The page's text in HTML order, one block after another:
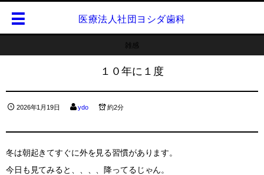
医療法人社団ヨシダ歯科
雑感
１０年に１度
2026年1月19日 ydo 約2分
冬は朝起きてすぐに外を見る習慣があります。
今日も見てみると、、、、降ってるじゃん。